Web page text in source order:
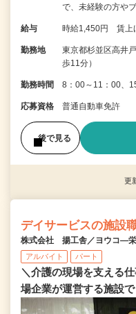
で、未経験の方や
給与 時給1,450円 賃上
勤務地
東京都杉並区高井
歩11分）
勤務時間 8：00～11：00、
応募資格 普通自動車免許
後で見る
更
デイサービスの施設
株式会社 揚工舎／ヨウコ―
アルバイト パート
＼介護の現場を支える
場企業が運営する施設